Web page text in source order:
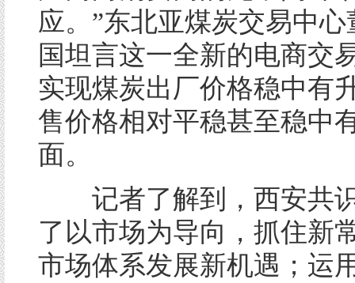
应。”东北亚煤炭交易中
国坦言这一全新的电商交
实现煤炭出厂价格稳中有
售价格相对平稳甚至稳中
面。
记者了解到，西安共
了以市场为导向，抓住新
市场体系发展新机遇；运